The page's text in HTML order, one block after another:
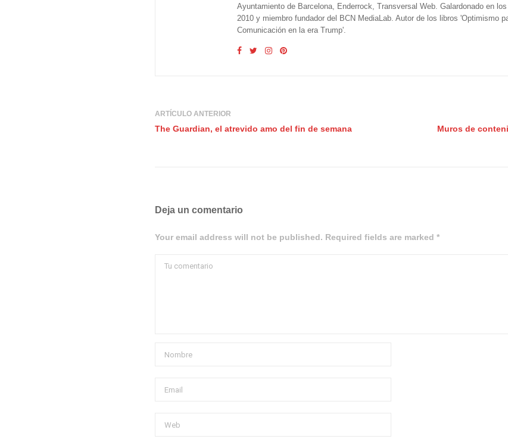
Ayuntamiento de Barcelona, Enderrock, Transversal Web. Galardonado en
2010 y miembro fundador del BCN MediaLab. Autor de los libros 'Optimismo
Comunicación en la era Trump'.
ARTÍCULO ANTERIOR
The Guardian, el atrevido amo del fin de semana Muros de
Deja un comentario
Your email address will not be published. Required fields are marked *